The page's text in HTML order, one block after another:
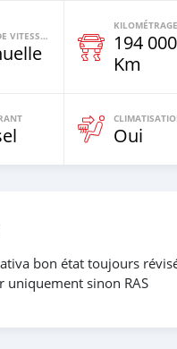
BOÎTE DE VITESSES
KILOMÉTRAGE
194 000
Km
Oui
bon état toujours
uniquement sinon RAS